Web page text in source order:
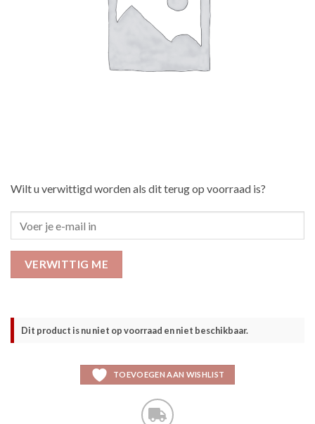
Wilt u verwittigd worden als dit terug op voorraad is?
VERWITTIG ME
Dit product is nu niet op voorraad en niet beschikbaar.
TOEVOEGEN AAN WISHLIST